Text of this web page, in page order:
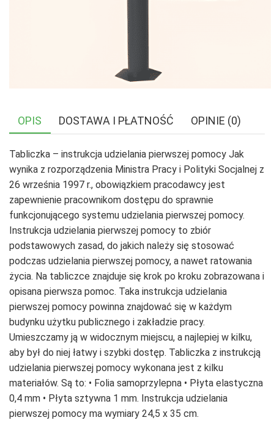
OPIS DOSTAWA I PŁATNOŚĆ OPINIE (0)
Tabliczka – instrukcja udzielania pierwszej pomocy Jak
wynika z rozporządzenia Ministra Pracy i Polityki Socjalnej z
26 września 1997 r., obowiązkiem pracodawcy jest
zapewnienie pracownikom dostępu do sprawnie
funkcjonującego systemu udzielania pierwszej pomocy.
Instrukcja udzielania pierwszej pomocy to zbiór
podstawowych zasad, do jakich należy się stosować
podczas udzielania pierwszej pomocy, a nawet ratowania
życia. Na tabliczce znajduje się krok po kroku zobrazowana i
opisana pierwsza pomoc. Taka instrukcja udzielania
pierwszej pomocy powinna znajdować się w każdym
budynku użytku publicznego i zakładzie pracy.
Umieszczamy ją w widocznym miejscu, a najlepiej w kilku,
aby był do niej łatwy i szybki dostęp. Tabliczka z instrukcją
udzielania pierwszej pomocy wykonana jest z kilku
materiałów. Są to: • Folia samoprzylepna • Płyta elastyczna
0,4 mm • Płyta sztywna 1 mm. Instrukcja udzielania
pierwszej pomocy ma wymiary 24,5 x 35 cm.